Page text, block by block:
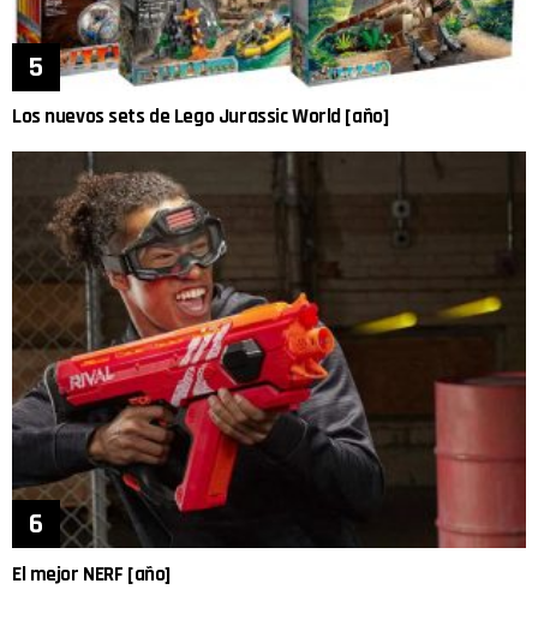
Los nuevos sets de Lego Jurassic World [año]
El mejor NERF [año]